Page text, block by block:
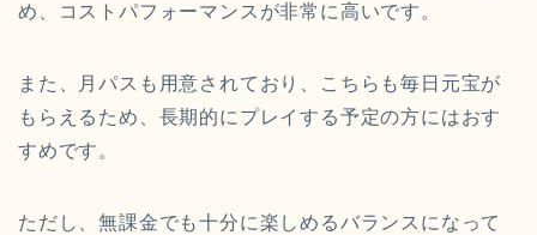
め、コストパフォーマンスが非常に高いです。
また、月パスも用意されており、こちらも毎日元宝が
もらえるため、長期的にプレイする予定の方にはおす
すめです。
ただし、無課金でも十分に楽しめるバランスになって